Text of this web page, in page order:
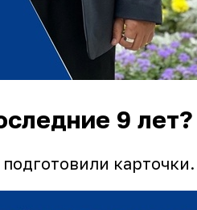
9 лет?
карточки.